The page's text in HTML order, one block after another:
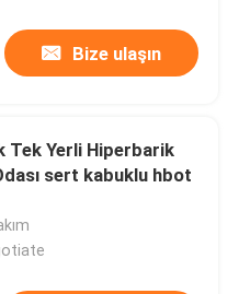
Bize ulaşın
Tek Yerli Hiperbarik
sert kabuklu hbot